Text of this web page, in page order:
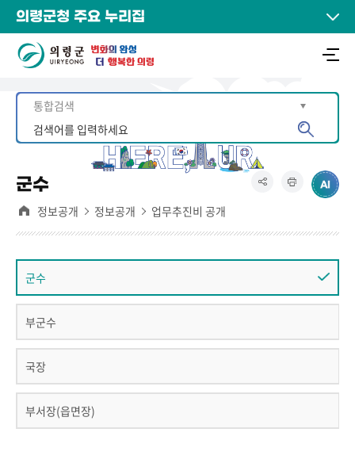
의령군청 주요 누리집
군수
정보공개 정보공개 업무추진비 공개
군수
부군수
국장
부서장(읍면장)